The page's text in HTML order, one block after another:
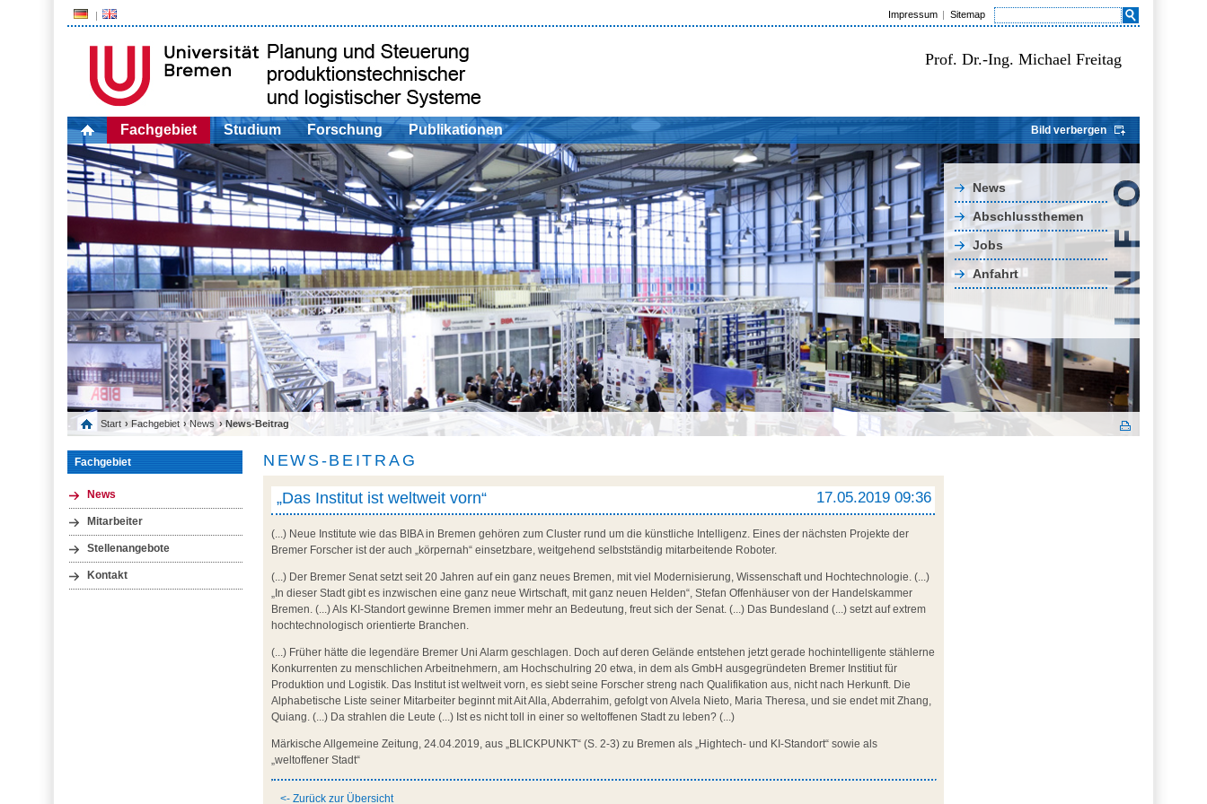
Impressum Sitemap
Prof. Dr.-Ing. Michael Freitag
Fachgebiet Studium Forschung Publikationen Bild verbergen
News
Abschlussthemen
Jobs
Anfahrt
Start › Fachgebiet ›News › News-Beitrag
Fachgebiet
News
Mitarbeiter
Stellenangebote
Kontakt
NEWS-BEITRAG
17.05.2019 09:36
„Das Institut ist weltweit vorn“
(...) Neue Institute wie das BIBA in Bremen gehören zum Cluster rund um die künstliche Intelligenz. Eines der nächsten Projekte der
Bremer Forscher ist der auch „körpernah“ einsetzbare, weitgehend selbstständig mitarbeitende Roboter.
(...) Der Bremer Senat setzt seit 20 Jahren auf ein ganz neues Bremen, mit viel Modernisierung, Wissenschaft und Hochtechnologie. (...)
„In dieser Stadt gibt es inzwischen eine ganz neue Wirtschaft, mit ganz neuen Helden“, Stefan Offenhäuser von der Handelskammer
Bremen. (...) Als KI-Standort gewinne Bremen immer mehr an Bedeutung, freut sich der Senat. (...) Das Bundesland (...) setzt auf extrem
hochtechnologisch orientierte Branchen.
(...) Früher hätte die legendäre Bremer Uni Alarm geschlagen. Doch auf deren Gelände entstehen jetzt gerade hochintelligente stählerne
Konkurrenten zu menschlichen Arbeitnehmern, am Hochschulring 20 etwa, in dem als GmbH ausgegründeten Bremer Institiut für
Produktion und Logistik. Das Institut ist weltweit vorn, es siebt seine Forscher streng nach Qualifikation aus, nicht nach Herkunft. Die
Alphabetische Liste seiner Mitarbeiter beginnt mit Ait Alla, Abderrahim, gefolgt von Alvela Nieto, Maria Theresa, und sie endet mit Zhang,
Quiang. (...) Da strahlen die Leute (...) Ist es nicht toll in einer so weltoffenen Stadt zu leben? (...)
Märkische Allgemeine Zeitung, 24.04.2019, aus „BLICKPUNKT“ (S. 2-3) zu Bremen als „Hightech- und KI-Standort“ sowie als
„weltoffener Stadt“
<- Zurück zur Übersicht